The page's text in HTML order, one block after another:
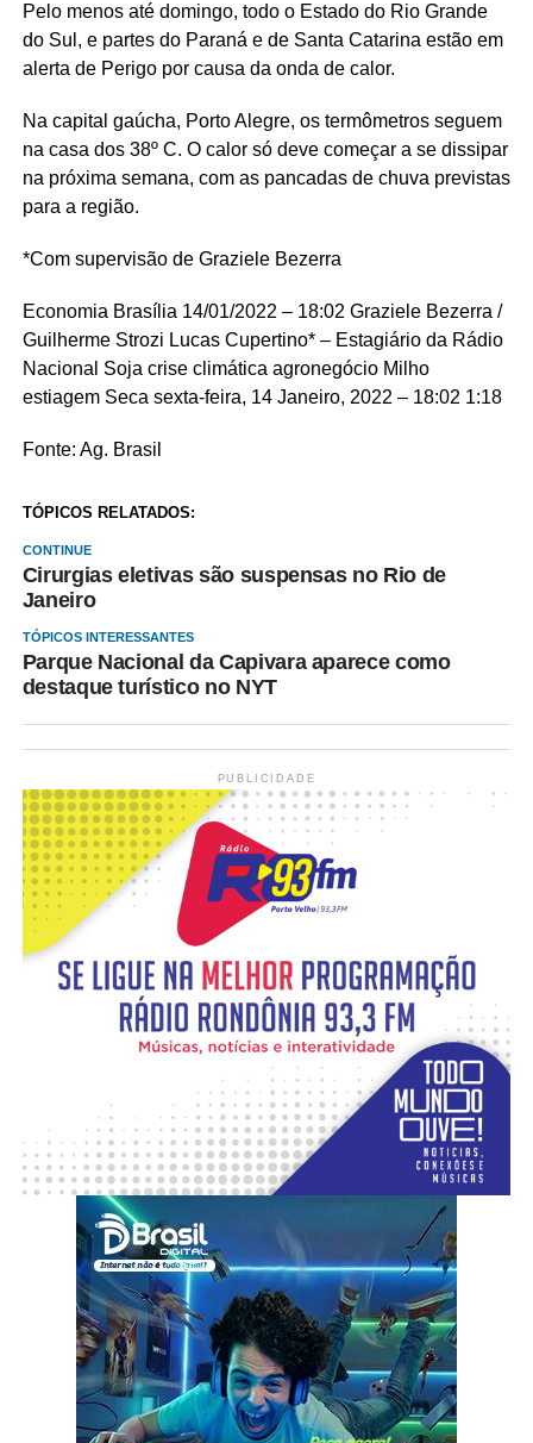
Pelo menos até domingo, todo o Estado do Rio Grande
do Sul, e partes do Paraná e de Santa Catarina estão em
alerta de Perigo por causa da onda de calor.
Na capital gaúcha, Porto Alegre, os termômetros seguem
na casa dos 38º C. O calor só deve começar a se dissipar
na próxima semana, com as pancadas de chuva previstas
para a região.
*Com supervisão de Graziele Bezerra
Economia Brasília 14/01/2022 – 18:02 Graziele Bezerra /
Guilherme Strozi Lucas Cupertino* – Estagiário da Rádio
Nacional Soja crise climática agronegócio Milho
estiagem Seca sexta-feira, 14 Janeiro, 2022 – 18:02 1:18
Fonte: Ag. Brasil
TÓPICOS RELATADOS:
CONTINUE
Cirurgias eletivas são suspensas no Rio de
Janeiro
TÓPICOS INTERESSANTES
Parque Nacional da Capivara aparece como
destaque turístico no NYT
PUBLICIDADE